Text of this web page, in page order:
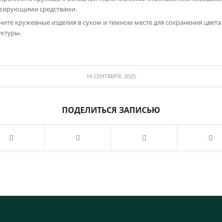
средствами.
кружевные изделия в сухом и темном месте для сохранения
16 СЕНТЯБРЯ, 2025
ПОДЕЛИТЬСЯ ЗАПИСЬЮ